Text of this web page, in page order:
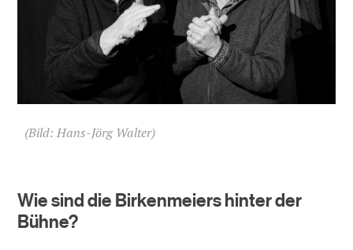
(Bild: Hans-Jörg Walter)
Wie sind die Birkenmeiers hinter der
Bühne?